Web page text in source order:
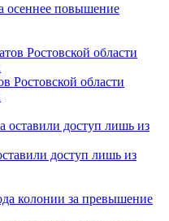
осеннее повышение
Ростовской области
доступ лишь из